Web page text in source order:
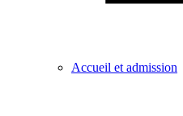
Accueil et admission